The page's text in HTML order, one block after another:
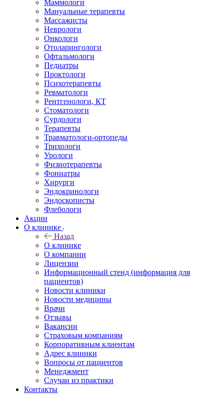
Маммологи
Мануальные терапевты
Массажисты
Неврологи
Онкологи
Отоларингологи
Офтальмологи
Педиатры
Проктологи
Психотерапевты
Ревматологи
Рентгенологи, КТ
Стоматологи
Сурдологи
Терапевты
Травматологи-ортопеды
Трихологи
Урологи
Физиотерапевты
Фониатры
Хирурги
Эндокринологи
Эндоскописты
Флебологи
Акции
О клинике
Назад
О клинике
О компании
Лицензии
Информационный стенд (информация для
пациентов)
Новости клиники
Новости медицины
Врачи
Отзывы
Вакансии
Страховым компаниям
Корпоративным клиентам
Адрес клиники
Вопросы от пациентов
Менеджмент
Случаи из практики
Контакты